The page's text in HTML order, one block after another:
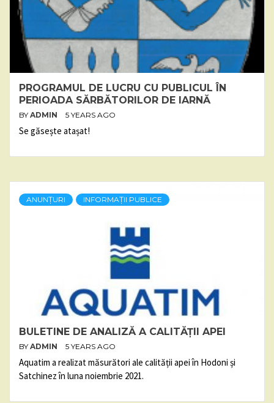
PROGRAMUL DE LUCRU CU PUBLICUL ÎN
PERIOADA SĂRBĂTORILOR DE IARNĂ
BY ADMIN 5 YEARS AGO
Se găsește atașat!
ANUNȚURI INFORMAȚII PUBLICE
BULETINE DE ANALIZĂ A CALITĂȚII APEI
BY ADMIN 5 YEARS AGO
Aquatim a realizat măsurători ale calității apei în Hodoni și
Satchinez în luna noiembrie 2021.